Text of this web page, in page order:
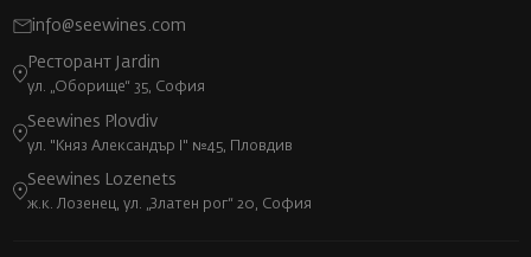
info@seewines.com
Ресторант Jardin
ул. „Оборище“ 35, София
Seewines Plovdiv
ул. "Княз Александър I" №45, Пловдив
Seewines Lozenets
ж.к. Лозенец, ул. „Златен рог“ 20, София